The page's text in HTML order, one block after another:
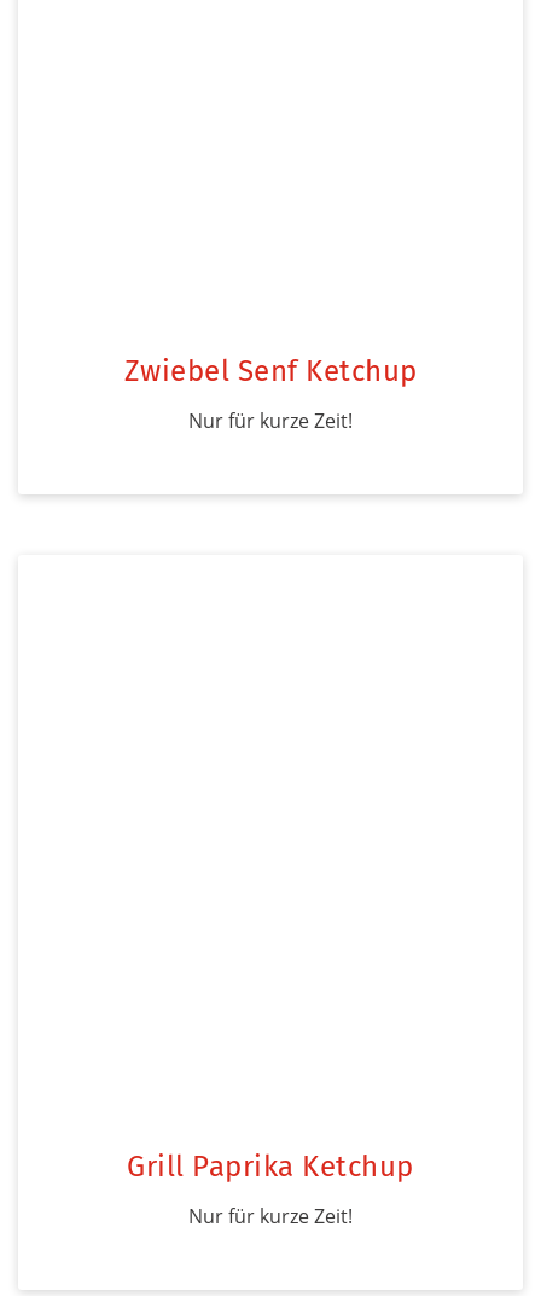
Zwiebel Senf Ketchup
Nur für kurze Zeit!
Grill Paprika Ketchup
Nur für kurze Zeit!